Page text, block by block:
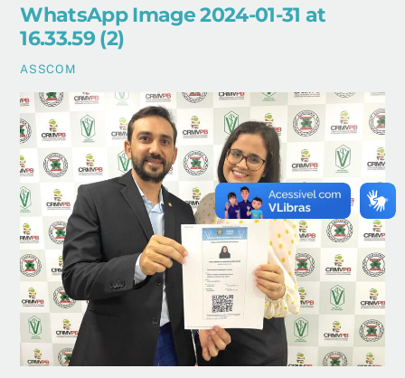
WhatsApp Image 2024-01-31 at
16.33.59 (2)
ASSCOM